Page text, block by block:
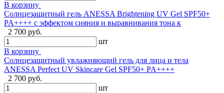
В корзину
Солнцезащитный гель ANESSA Brightening UV Gel SPF50+
PA++++ с эффектом сияния и выравнивания тона к
2 700 руб.
шт
В корзину
Солнцезащитный увлажняющий гель для лица и тела
ANESSA Perfect UV Skincare Gel SPF50+ PA++++
2 700 руб.
шт